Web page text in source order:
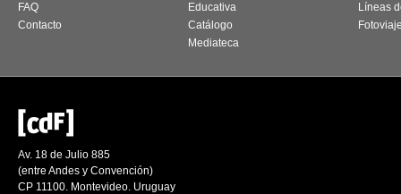
FAQ
Contacto
Educativa
Catálogo
Mediateca
Líneas
Av. 18 de Julio 885
(entre Andes y Convención)
CP 11100. Montevideo. Uruguay